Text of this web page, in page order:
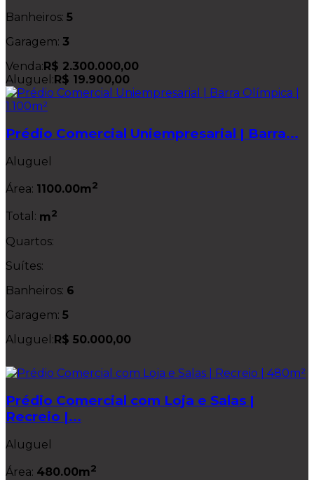
Banheiros: 5
Garagem: 3
Venda:R$ 2.300.000,00
Aluguel:R$ 19.900,00
Prédio Comercial Uniempresarial | Barra...
Aluguel
Área: 1100.00m2
Total: m2
Quartos:
Suítes:
Banheiros: 6
Garagem: 5
Aluguel:R$ 50.000,00
Prédio Comercial com Loja e Salas |
Recreio |...
Aluguel
Área: 480.00m2